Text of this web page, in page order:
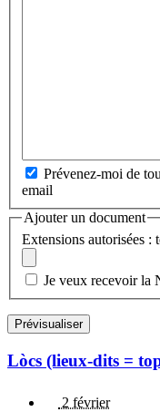
Prévenez-moi de
email
Ajouter un document
Extensions autorisées :
Je veux recevoir la
Lòcs (lieux-dits =
2 février